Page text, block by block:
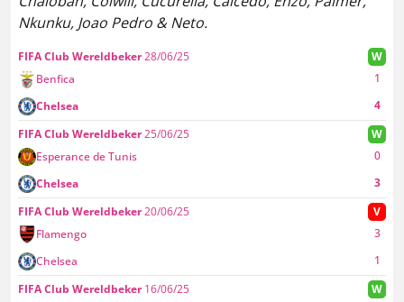
Nkunku, Joao Pedro & Neto.
FIFA Club Wereldbeker28/06/25
W
Benfica
1
Chelsea
4
FIFA Club Wereldbeker25/06/25
W
Esperance de Tunis
0
Chelsea
3
FIFA Club Wereldbeker20/06/25
V
Flamengo
3
Chelsea
1
FIFA Club Wereldbeker16/06/25 W